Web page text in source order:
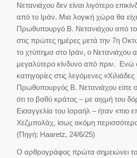
Νετανιάχου δεν είναι λιγότερο
από το Ιράν. Μια λογική χώρα θα
Πρωθυπουργό Β. Νετανιάχου από
στις πρώτες ημέρες μετά την 7η
το χτύπημα στο Ιράν, ο Νετανιάχου
μεγαλύτερο κίνδυνο από πριν. Ενώ
κατηγορίες στις λεγόμενες
Πρωθυπουργός Β. Νετανιάχου είπε
ότι το βαθύ κράτος – με αιχμή του
Εισαγγελία του Ισραήλ – ήταν «πιο
Χεζμπολάχ, ίσως ακόμη
(Πηγή: Haaretz, 24/6/25)
Ο αρθρογράφος πρώτα σημειώνει το